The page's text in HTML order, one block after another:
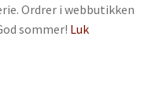
Ordrer i webbutikken
sommer! Luk